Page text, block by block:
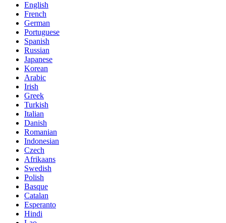
English
French
German
Portuguese
Spanish
Russian
Japanese
Korean
Arabic
Irish
Greek
Turkish
Italian
Danish
Romanian
Indonesian
Czech
Afrikaans
Swedish
Polish
Basque
Catalan
Esperanto
Hindi